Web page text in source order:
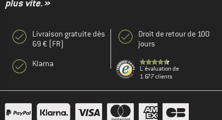
plus vite. »
Livraison gratuite dès
69 € (FR)
Klarna
Droit de retour de 100
jours
L' évaluation de
1.677 clients